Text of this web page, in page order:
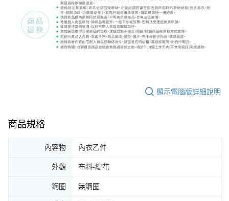
顯示電腦版詳細說明
商品規格
內容物 內衣乙件
外觀 布料-緹花
鋼圈 無鋼圈